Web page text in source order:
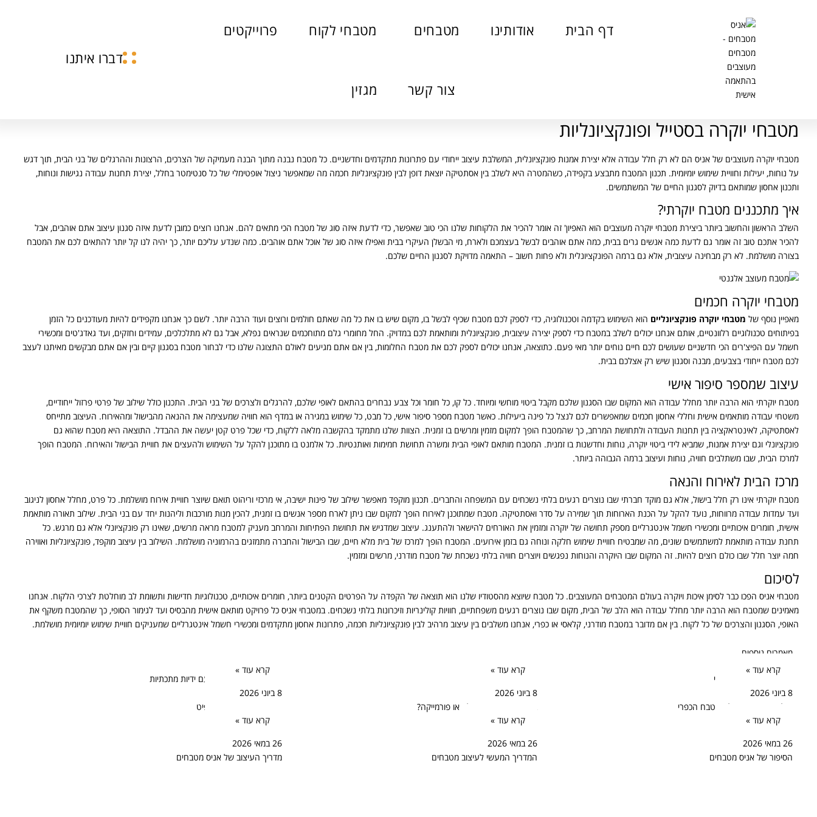
דף הבית אודותינו מטבחים מטבחי לקוח פרוייקטים
צור קשר מגזין
דברו איתנו
מטבחי יוקרה בסטייל ופונקציונליות
מטבחי יוקרה מעוצבים של אניס הם לא רק חלל עבודה אלא יצירת אמנות פונקציונלית, המשלבת עיצוב ייחודי עם פתרונות מתקדמים וחדשניים. כל מטבח נבנה מתוך הבנה מעמיקה של הצרכים, הרצונות וההרגלים של בני הבית, תוך דגש
על נוחות, יעילות וחוויית שימוש יומיומית. תכנון המטבח מתבצע בקפידה, כשהמטרה היא לשלב בין אסתטיקה יוצאת דופן לבין פונקציונליות חכמה מה שמאפשר ניצול אופטימלי של כל סנטימטר בחלל, יצירת תחנות עבודה נגישות ונוחות,
ותכנון אחסון שמותאם בדיוק לסגנון החיים של המשתמשים.
איך מתכננים מטבח יוקרתי?
השלב הראשון והחשוב ביותר ביצירת מטבחי יוקרה מעוצבים הוא האפיון' זה אומר להכיר את הלקוחות שלנו הכי טוב שאפשר, כדי לדעת איזה סוג של מטבח הכי מתאים להם. אנחנו רוצים כמובן לדעת איזה סגנון עיצוב אתם אוהבים, אבל
להכיר אתכם טוב זה אומר גם לדעת כמה אנשים גרים בבית, כמה אתם אוהבים לבשל בעצמכם ולארח, מי הבשלן העיקרי בבית ואפילו איזה סוג של אוכל אתם אוהבים. כמה שנדע עליכם יותר, כך יהיה לנו קל יותר להתאים לכם את המטבח
בצורה מושלמת. לא רק מבחינה עיצובית, אלא גם ברמה הפונקציונלית ולא פחות חשוב – התאמה מדויקת לסגנון החיים שלכם.
מטבחי יוקרה חכמים
מאפיין נוסף של מטבחי יוקרה פונקציונליים הוא השימוש בקדמה וטכנולוגיה, כדי לספק לכם מטבח שכיף לבשל בו, מקום שיש בו את כל מה שאתם חולמים ורוצים ועוד הרבה יותר. לשם כך אנחנו מקפידים להיות מעודכנים כל הזמן
בפיתוחים טכנולוגיים רלוונטיים, אותם אנחנו יכולים לשלב במטבח כדי לספק יצירה עיצובית, פונקציונלית ומותאמת לכם במדויק. החל מחומרי גלם מתוחכמים שנראים נפלא, אבל גם לא מתלכלכים, עמידים וחזקים, ועד גאדג'טים ומכשירי
חשמל עם הפיצ'רים הכי חדשניים שעושים לכם חיים נוחים יותר מאי פעם. כתוצאה, אנחנו יכולים לספק לכם את מטבח החלומות, בין אם אתם מגיעים לאולם התצוגה שלנו כדי לבחור מטבח בסגנון קיים ובין אם אתם מבקשים מאיתנו לעצב
לכם מטבח ייחודי בצבעים, מבנה וסגנון שיש רק אצלכם בבית.
עיצוב שמספר סיפור אישי
מטבח יוקרתי הוא הרבה יותר מחלל עבודה הוא המקום שבו הסגנון שלכם מקבל ביטוי מוחשי ומיוחד. כל קו, כל חומר וכל צבע נבחרים בהתאם לאופי שלכם, להרגלים ולצרכים של בני הבית. התכנון כולל שילוב של פרטי פרזול ייחודיים,
משטחי עבודה מותאמים אישית וחללי אחסון חכמים שמאפשרים לכם לנצל כל פינה ביעילות. כאשר מטבח מספר סיפור אישי, כל מבט, כל שימוש במגירה או במדף הוא חוויה שמעצימה את ההנאה מהבישול ומהאירוח. העיצוב מתייחס
לאסתטיקה, לאינטראקציה בין תחנות העבודה ולתחושת המרחב, כך שהמטבח הופך למקום מזמין ומרשים בו זמנית. הצוות שלנו מתמקד בהקשבה מלאה ללקוח, כדי שכל פרט קטן יעשה את ההבדל. התוצאה היא מטבח שהוא גם
פונקציונלי וגם יצירת אמנות, שמביא לידי ביטוי יוקרה, נוחות וחדשנות בו זמנית. המטבח מותאם לאופי הבית ומשרה תחושת חמימות ואותנטיות. כל אלמנט בו מתוכנן להקל על השימוש ולהעצים את חוויית הבישול והאירוח. המטבח הופך
למרכז הבית, שבו משתלבים חוויה, נוחות ועיצוב ברמה הגבוהה ביותר.
מרכז הבית לאירוח והנאה
מטבח יוקרתי אינו רק חלל בישול, אלא גם מוקד חברתי שבו נוצרים רגעים בלתי נשכחים עם המשפחה והחברים. תכנון מוקפד מאפשר שילוב של פינות ישיבה, אי מרכזי וריהוט תואם שיוצר חוויית אירוח מושלמת. כל פרט, מחלל אחסון לניגוב
ועד עמדות עבודה מרווחות, נועד להקל על הכנת הארוחות תוך שמירה על סדר ואסתטיקה. מטבח שמתוכנן לאירוח הופך למקום שבו ניתן לארח מספר אנשים בו זמנית, להכין מנות מורכבות וליהנות יחד עם בני הבית. שילוב תאורה מותאמת
אישית, חומרים איכותיים ומכשירי חשמל אינטגרליים מספק תחושה של יוקרה ומזמין את האורחים להישאר ולהתענג. עיצוב שמדגיש את תחושת הפתיחות והמרחב מעניק למטבח מראה מרשים, שאינו רק פונקציונלי אלא גם מרגש. כל
תחנת עבודה מותאמת למשתמשים שונים, מה שמבטיח חוויית שימוש חלקה ונוחה גם בזמן אירועים. המטבח הופך למרכז של בית מלא חיים, שבו הבישול והחברה מתמזגים בהרמוניה מושלמת. השילוב בין עיצוב מוקפד, פונקציונליות ואווירה
חמה יוצר חלל שבו כולם רוצים להיות. זה המקום שבו היוקרה והנוחות נפגשים ויוצרים חוויה בלתי נשכחת של מטבח מודרני, מרשים ומזמין.
לסיכום
מטבחי אניס הפכו כבר לסימן איכות ויוקרה בעולם המטבחים המעוצבים. כל מטבח שיוצא מהסטודיו שלנו הוא תוצאה של הקפדה על הפרטים הקטנים ביותר, חומרים איכותיים, טכנולוגיות חדישות ותשומת לב מוחלטת לצרכי הלקוח. אנחנו
מאמינים שמטבח הוא הרבה יותר מחלל עבודה הוא הלב של הבית, מקום שבו נוצרים רגעים משפחתיים, חוויות קולינריות וזיכרונות בלתי נשכחים. במטבחי אניס כל פרויקט מותאם אישית מהבסיס ועד לגימור הסופי, כך שהמטבח משקף את
האופי, הסגנון והצרכים של כל לקוח. בין אם מדובר במטבח מודרני, קלאסי או כפרי, אנחנו משלבים בין עיצוב מרהיב לבין פונקציונליות חכמה, פתרונות אחסון מתקדמים ומכשירי חשמל אינטגרליים שמעניקים חוויית שימוש יומיומית מושלמת.
מאמרים נוספים
קרא עוד »
8 ביוני 2026
עולמו המשתנה של המטבח הכפרי
קרא עוד »
8 ביוני 2026
במטבח הכפרי עץ מלא או פורמייקה?
קרא עוד »
8 ביוני 2026
עיצוב מטבח באפור גרפיט
קרא עוד »
26 במאי 2026
הסיפור של אניס מטבחים
קרא עוד »
26 במאי 2026
המדריך המעשי לעיצוב מטבחים
קרא עוד »
26 במאי 2026
מדריך העיצוב של אניס מטבחים